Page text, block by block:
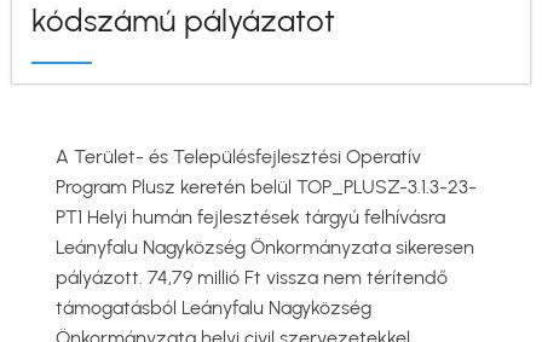
kódszámú pályázatot
A Terület- és Településfejlesztési Operatív
Program Plusz keretén belül TOP_PLUSZ-3.1.3-23-
PT1 Helyi humán fejlesztések tárgyú felhívásra
Leányfalu Nagyközség Önkormányzata sikeresen
pályázott. 74,79 millió Ft vissza nem térítendő
támogatásból Leányfalu Nagyközség